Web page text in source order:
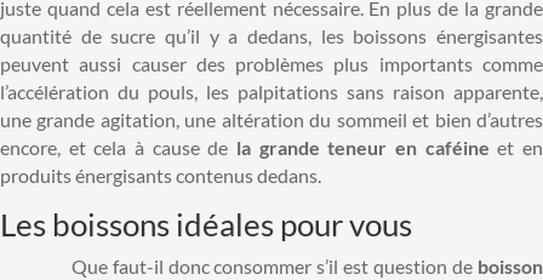
juste quand cela est réellement nécessaire. En plus de la grande
quantité de sucre qu’il y a dedans, les boissons énergisantes
peuvent aussi causer des problèmes plus importants comme
l’accélération du pouls, les palpitations sans raison apparente,
une grande agitation, une altération du sommeil et bien d’autres
encore, et cela à cause de la grande teneur en caféine et en
produits énergisants contenus dedans.
Les boissons idéales pour vous
Que faut-il donc consommer s’il est question de boisson